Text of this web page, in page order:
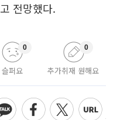
전망했다.
슬퍼요
0
추가취재 원해요
0